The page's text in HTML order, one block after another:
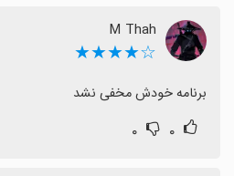
M Thah
☆★★★★
برنامه خودش مخفی نشد
۰ ۰